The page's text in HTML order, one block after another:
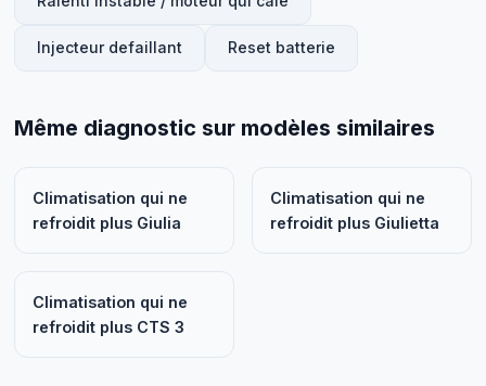
Injecteur defaillant Reset batterie
Même diagnostic sur modèles similaires
Climatisation qui ne
refroidit plus Giulia
Climatisation qui ne
refroidit plus Giulietta
Climatisation qui ne
refroidit plus CTS 3